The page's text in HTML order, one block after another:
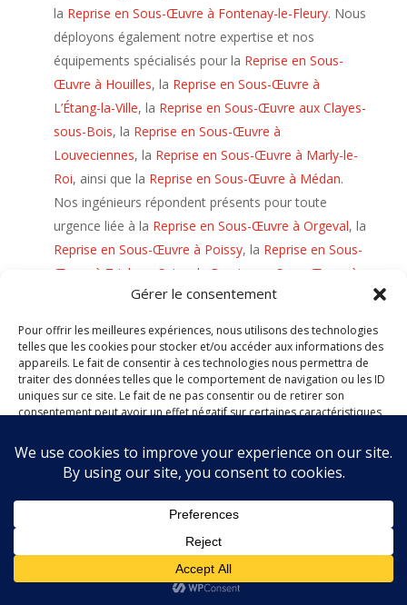
Gérer le consentement
Pour offrir les meilleures expériences, nous utilisons des technologies
telles que les cookies pour stocker et/ou accéder aux informations des
appareils. Le fait de consentir à ces technologies nous permettra de
traiter des données telles que le comportement de navigation ou les ID
uniques sur ce site. Le fait de ne pas consentir ou de retirer son
consentement peut avoir un effet négatif sur certaines caractéristiques
Accepter
Refuser
Voir les préférences
la Reprise en Sous-Œuvre à Fontenay-le-Fleury. Nous
déployons également notre expertise et nos
équipements spécialisés pour la Reprise en Sous-
Œuvre à Houilles, la Reprise en Sous-Œuvre à
L’Étang-la-Ville, la Reprise en Sous-Œuvre aux Clayes-
sous-Bois, la Reprise en Sous-Œuvre à
Louveciennes, la Reprise en Sous-Œuvre à Marly-le-
Roi, ainsi que la Reprise en Sous-Œuvre à Médan.
Nos ingénieurs répondent présents pour toute
urgence liée à la Reprise en Sous-Œuvre à Orgeval, la
Reprise en Sous-Œuvre à Poissy, la Reprise en Sous-
Œuvre à Triel-sur-Seine
, la Reprise en Sous-Œuvre à
Vaux-sur-Seine, laReprise en Sous-Œuvre à Verneuil-
Enfin, nous garantissons l’arrêt des tassements par
uneReprise en Sous-Œuvre à Villennes-sur-Seine, la
Reprise en Sous-Œuvre à Villepreux, laReprise en
Sous-Œuvre à Viroflay, jusqu’à laReprise en Sous-